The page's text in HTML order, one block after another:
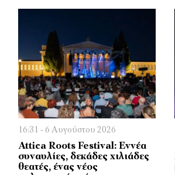
16:31 - 6 Αυγούστου 2026
Attica Roots Festival: Εννέα
συναυλίες, δεκάδες χιλιάδες
θεατές, ένας νέος